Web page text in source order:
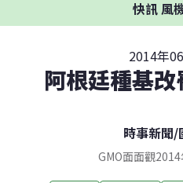
快訊風
2014年
阿根廷種基
時事新聞/
GMO面面觀